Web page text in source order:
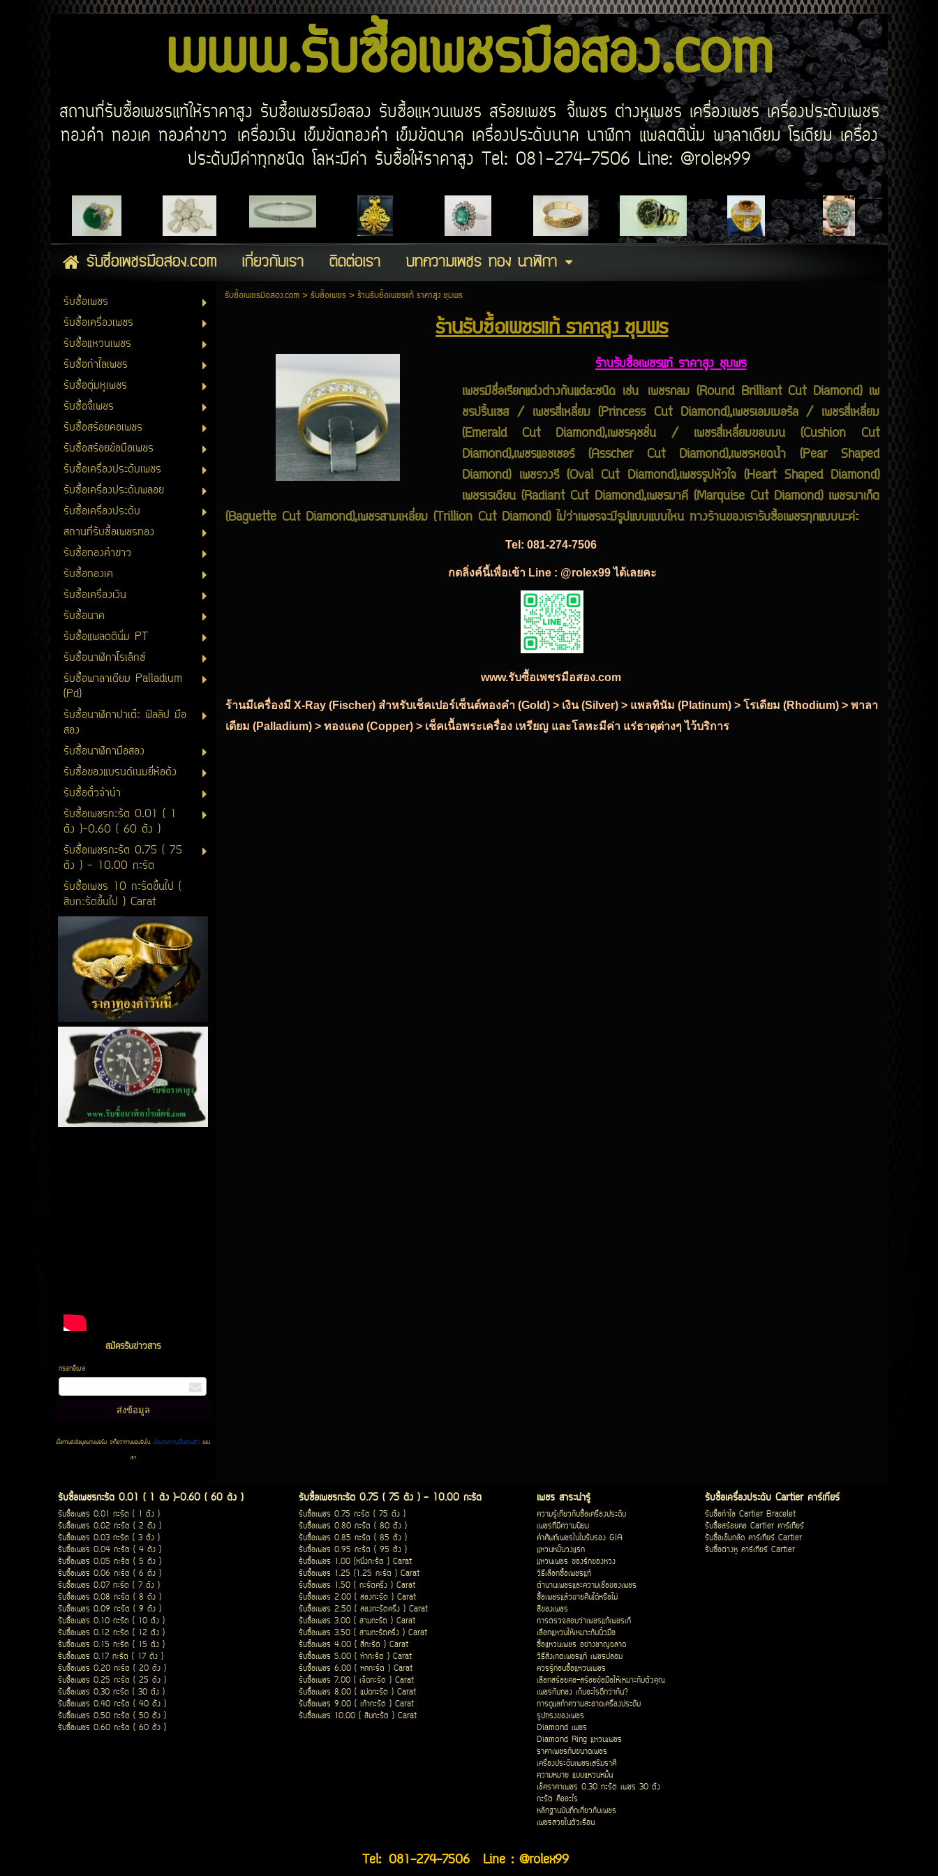
www.รับซื้อเพชรมือสอง.com
สถานที่รับซื้อเพชรแท้ให้ราคาสูง รับซื้อเพชรมือสอง รับซื้อแหวนเพชร สร้อยเพชร จี้เพชร ต่างหูเพชร เครื่องเพชร เครื่องประดับเพชร
ทองคำ ทองเค ทองคำขาว เครื่องเงิน เข็มขัดทองคำ เข็มขัดนาค เครื่องประดับนาค นาฬิกา แพลตตินั่ม พาลาเดียม โรเดียม เครื่อง
ประดับมีค่าทุกชนิด โลหะมีค่า รับซื้อให้ราคาสูง Tel: 081-274-7506 Line: @rolex99
รับซื้อเพชรมือสอง.com เกี่ยวกับเรา ติดต่อเรา บทความเพชร ทอง นาฬิกา
รับซื้อเพชร
รับซื้อเครื่องเพชร
รับซื้อแหวนเพชร
รับซื้อกำไลเพชร
รับซื้อตุ่มหูเพชร
รับซื้อจี้เพชร
รับซื้อสร้อยคอเพชร
รับซื้อสร้อยข้อมือเพชร
รับซื้อเครื่องประดับเพชร
รับซื้อเครื่องประดับพลอย
รับซื้อเครื่องประดับ
สถานที่รับซื้อเพชรทอง
รับซื้อทองคำขาว
รับซื้อทองเค
รับซื้อเครื่องเงิน
รับซื้อนาค
รับซื้อแพลตตินั่ม PT
รับซื้อนาฬิกาโรเล็กซ์
รับซื้อพาลาเดียม Palladium
(Pd)
รับซื้อนาฬิกาปาเต๊ะ ฟิลลิป มือ
สอง
รับซื้อนาฬิกามือสอง
รับซื้อของแบรนด์เนมยี่ห้อดัง
รับซื้อตั๋วจำนำ
รับซื้อเพชรกะรัต 0.01 ( 1
ตัง )-0.60 ( 60 ตัง )
รับซื้อเพชรกะรัต 0.75 ( 75
ตัง ) - 10.00 กะรัต
รับซื้อเพชร 10 กะรัตขึ้นไป (
สิบกะรัตขึ้นไป ) Carat
สมัครรับข่าวสาร
กรอกอีเมล
เมื่อท่านส่งข้อมูลผ่านฟอร์ม จะถือว่าท่านยอมรับในนโยบายความเป็นส่วนตัวของ
เรา
รับซื้อเพชรมือสอง.com> รับซื้อเพชร> ร้านรับซื้อเพชรแท้ ราคาสูง ชุมพร
ร้านรับซื้อเพชรแท้ ราคาสูง ชุมพร
ร้านรับซื้อเพชรแท้ ราคาสูง ชุมพร
เพชรมีชื่อเรียกแต่งต่างกันแต่ละชนิด เช่น เพชรกลม (Round Brilliant Cut Diamond) เพ
ชรปริ้นเซส / เพชรสี่เหลี่ยม (Princess Cut Diamond),เพชรเอมเมอรัล / เพชรสี่เหลี่ยม
(Emerald Cut Diamond),เพชรคุชชั่น / เพชรสี่เหลี่ยมขอบมน (Cushion Cut
Diamond),เพชรแอชเชอร์ (Asscher Cut Diamond),เพชรหยดน้ำ (Pear Shaped
Diamond) เพชรวงรี (Oval Cut Diamond),เพชรรูปหัวใจ (Heart Shaped Diamond)
เพชรเรเดียน (Radiant Cut Diamond),เพชรมาคี (Marquise Cut Diamond) เพชรบาเก็ต
(Baguette Cut Diamond),เพชรสามเหลี่ยม (Trillion Cut Diamond) ไม่ว่าเพชรจะมีรูปแบบแบบไหน ทางร้านของเรารับซื้อเพชรทุกแบบนะค่ะ
Tel: 081-274-7506
กดลิ่งค์นี้เพื่อเข้า Line : @rolex99 ได้เลยคะ
www.รับซื้อเพชรมือสอง.com
ร้านมีเครื่องมี X-Ray (Fischer) สำหรับเช็คเปอร์เซ็นต์ทองคำ (Gold) > เงิน (Silver) > แพลทินัม (Platinum) > โรเดียม (Rhodium) > พาลา
เดียม (Palladium) > ทองแดง (Copper) > เช็คเนื้อพระเครื่อง เหรียญ และโลหะมีค่า แร่ธาตุต่างๆ ไว้บริการ
รับซื้อเพชรกะรัต 0.01 ( 1 ตัง )-0.60 ( 60 ตัง )
รับซื้อเพชร 0.01 กะรัต ( 1 ตัง )
รับซื้อเพชร 0.02 กะรัต ( 2 ตัง )
รับซื้อเพชร 0.03 กะรัต ( 3 ตัง )
รับซื้อเพชร 0.04 กะรัต ( 4 ตัง )
รับซื้อเพชร 0.05 กะรัต ( 5 ตัง )
รับซื้อเพชร 0.06 กะรัต ( 6 ตัง )
รับซื้อเพชร 0.07 กะรัต ( 7 ตัง )
รับซื้อเพชร 0.08 กะรัต ( 8 ตัง )
รับซื้อเพชร 0.09 กะรัต ( 9 ตัง )
รับซื้อเพชร 0.10 กะรัต ( 10 ตัง )
รับซื้อเพชร 0.12 กะรัต ( 12 ตัง )
รับซื้อเพชร 0.15 กะรัต ( 15 ตัง )
รับซื้อเพชร 0.17 กะรัต ( 17 ตัง )
รับซื้อเพชร 0.20 กะรัต ( 20 ตัง )
รับซื้อเพชร 0.25 กะรัต ( 25 ตัง )
รับซื้อเพชร 0.30 กะรัต ( 30 ตัง )
รับซื้อเพชร 0.40 กะรัต ( 40 ตัง )
รับซื้อเพชร 0.50 กะรัต ( 50 ตัง )
รับซื้อเพชร 0.60 กะรัต ( 60 ตัง )
รับซื้อเพชรกะรัต 0.75 ( 75 ตัง ) - 10.00 กะรัต
รับซื้อเพชร 0.75 กะรัต ( 75 ตัง )
รับซื้อเพชร 0.80 กะรัต ( 80 ตัง )
รับซื้อเพชร 0.85 กะรัต ( 85 ตัง )
รับซื้อเพชร 0.95 กะรัต ( 95 ตัง )
รับซื้อเพชร 1.00 (หนึ่งกะรัต ) Carat
รับซื้อเพชร 1.25 (1.25 กะรัต ) Carat
รับซื้อเพชร 1.50 ( กะรัตครึ่ง ) Carat
รับซื้อเพชร 2.00 ( สองกะรัต ) Carat
รับซื้อเพชร 2.50 ( สองกะรัตครึ่ง ) Carat
รับซื้อเพชร 3.00 ( สามกะรัต ) Carat
รับซื้อเพชร 3.50 ( สามกะรัตครึ่ง ) Carat
รับซื้อเพชร 4.00 ( สี่กะรัต ) Carat
รับซื้อเพชร 5.00 ( ห้ากะรัต ) Carat
รับซื้อเพชร 6.00 ( หกกะรัต ) Carat
รับซื้อเพชร 7.00 ( เจ็ดกะรัต ) Carat
รับซื้อเพชร 8.00 ( แปดกะรัต ) Carat
รับซื้อเพชร 9.00 ( เก้ากะรัต ) Carat
รับซื้อเพชร 10.00 ( สิบกะรัต ) Carat
เพชร สาระน่ารู้
ความรู้เกี่ยวกับซื้อเครื่องประดับ
เพชรที่มีความนิยม
คำศัพท์เพชรในใบรับรอง GIA
แหวนหมั้นวงแรก
แหวนเพชร ของรักของหวง
วิธีเลือกซื้อเพชรแท้
ตำนานเพชรและความเชื่อของเพชร
ซื้อเพชรแล้วขายคืนได้หรือไม่
สีของเพชร
การตรวจสอบว่าเพชรแท้เพชรเก๊
เลือกแหวนให้เหมาะกับนิ้วมือ
ซื้อแหวนเพชร อย่างชาญฉลาด
วิธีสังเกตเพชรแท้ เพชรปลอม
ควรรู้ก่อนซื้อแหวนเพชร
เลือกสร้อยคอ-สร้อยข้อมือให้เหมาะกับตัวคุณ
เพชรกับทอง เก็บอะไรดีกว่ากัน?
การดูแลทำความสะอาดเครื่องประดับ
รูปทรงของเพชร
Diamond เพชร
Diamond Ring แหวนเพชร
ราคาเพชรกับขนาดเพชร
เครื่องประดับเพชรเสริมราศี
ความหมาย แบบแหวนหมั้น
เช็คราคาเพชร 0.30 กะรัต เพชร 30 ตัง
กะรัต คืออะไร
หลักฐานบันทึกเกี่ยวกับเพชร
เพชรสวยในตัวเรือน
รับซื้อเครื่องประดับ Cartier คาร์เทียร์
รับซื้อกำไล Cartier Bracelet
รับซื้อสร้อยคอ Cartier คาร์เทียร์
รับซื้อเข็มกลัด คาร์เทียร์ Cartier
รับซื้อต่างหู คาร์เทียร์ Cartier
Tel: 081-274-7506
Line : @rolex99